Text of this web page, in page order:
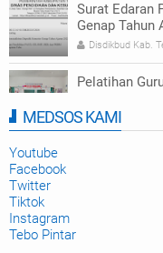
Surat Edaran
Genap Tahun
Disdikbud Kab.
Pelatihan
Disdikbud Kab.
MEDSOS KAMI
Youtube
Facebook
Twitter
Tiktok
Instagram
Tebo Pintar